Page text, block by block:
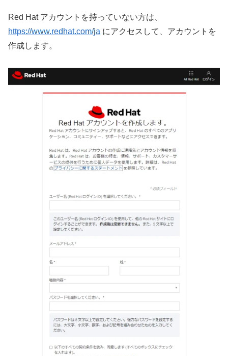
Red Hat アカウントを持っていない方は、
https://www.redhat.com/ja にアクセスして、アカウントを
作成します。